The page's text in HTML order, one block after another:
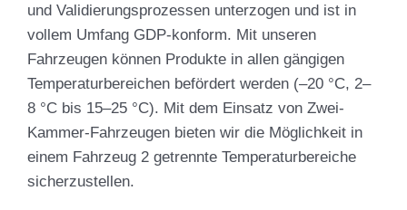
und Validierungsprozessen unterzogen und ist in
vollem Umfang GDP-konform. Mit unseren
Fahrzeugen können Produkte in allen gängigen
Temperaturbereichen befördert werden (–20 °C, 2–
8 °C bis 15–25 °C). Mit dem Einsatz von Zwei-
Kammer-Fahrzeugen bieten wir die Möglichkeit in
einem Fahrzeug 2 getrennte Temperaturbereiche
sicherzustellen.